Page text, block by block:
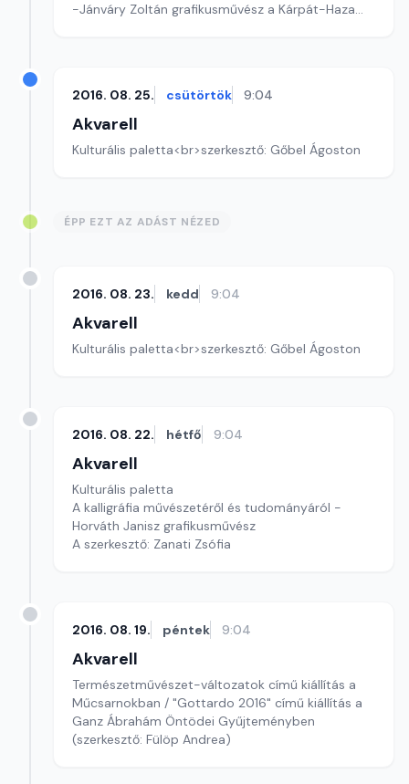
-Jánváry Zoltán grafikusművész a Kárpát-Haza
2016. 08. 25.
csütörtök 9:04
Akvarell
Kulturális paletta<br>szerkesztő: Gőbel Ágoston
ÉPP EZT AZ ADÁST NÉZED
2016. 08. 23. kedd 9:04
Akvarell
Kulturális paletta<br>szerkesztő: Gőbel Ágoston
2016. 08. 22. hétfő 9:04
Akvarell
Kulturális paletta
A kalligráfia művészetéről és tudományáról -
Horváth Janisz grafikusművész
A szerkesztő: Zanati Zsófia
2016. 08. 19. péntek 9:04
Akvarell
Természetművészet-változatok című kiállítás a
Műcsarnokban / "Gottardo 2016" című kiállítás a
Ganz Ábrahám Öntödei Gyűjteményben
(szerkesztő: Fülöp Andrea)